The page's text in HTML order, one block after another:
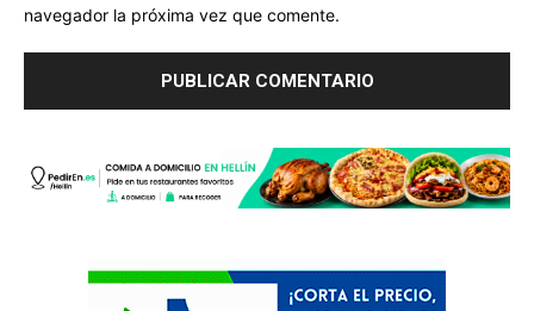
navegador la próxima vez que comente.